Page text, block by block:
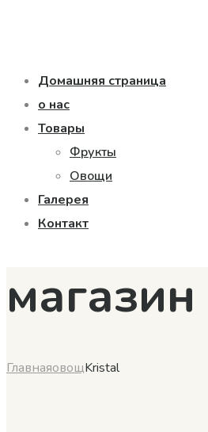
Домашняя страница
о нас
Товары
Фрукты
Овощи
Галерея
Контакт
магазин
ГлавнаяовощKristal